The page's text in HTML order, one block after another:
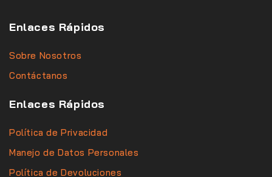
Enlaces Rápidos
Sobre Nosotros
Contáctanos
Enlaces Rápidos
Política de Privacidad
Manejo de Datos Personales
Política de Devoluciones